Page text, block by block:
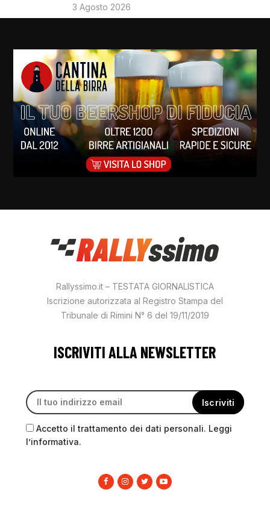
3 Agosto 2026
Rallyssimo.it – TESTATA GIORNALISTICA
Iscrizione autorizzata al Registro Stampa del
Tribunale di Rimini N° 6 del 19/11/2019
ISCRIVITI ALLA NEWSLETTER
Accetto il trattamento dei dati personali. Leggi
l’informativa.